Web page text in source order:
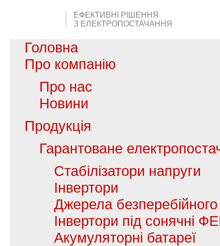
ЕФЕКТИВНІ РІШЕННЯ
З ЕЛЕКТРОПОСТАЧАННЯ
Головна
Про компанію
Про нас
Новини
Продукція
Гарантоване
Стабілізатори напруги
Інвертори
Джерела
Інвертори під сонячні
Акумуляторні батареї